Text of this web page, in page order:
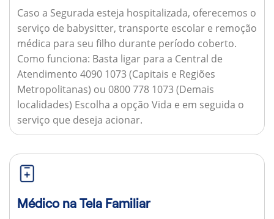
Caso a Segurada esteja hospitalizada, oferecemos o
serviço de babysitter, transporte escolar e remoção
médica para seu filho durante período coberto.
Como funciona: Basta ligar para a Central de
Atendimento 4090 1073 (Capitais e Regiões
Metropolitanas) ou 0800 778 1073 (Demais
localidades) Escolha a opção Vida e em seguida o
serviço que deseja acionar.
Médico na Tela Familiar